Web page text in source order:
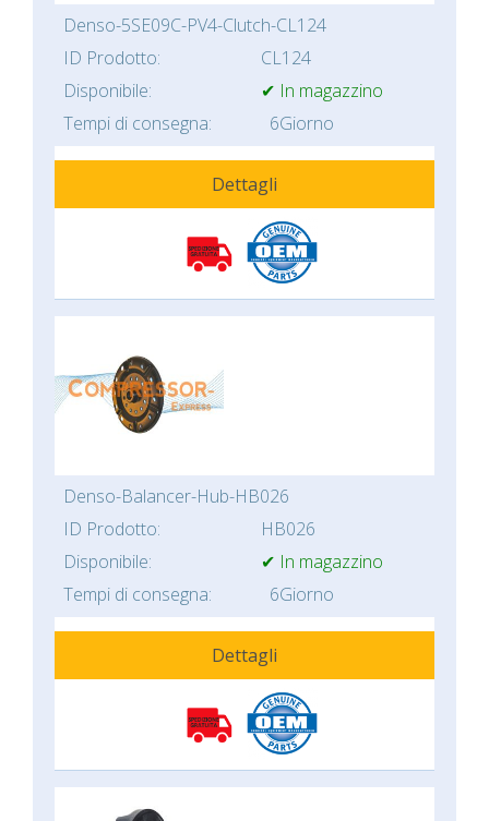
Denso-5SE09C-PV4-Clutch-CL124
ID Prodotto:
CL124
Disponibile:
✔ In magazzino
Tempi di consegna:
6Giorno
Dettagli
Denso-Balancer-Hub-HB026
ID Prodotto:
HB026
Disponibile:
✔ In magazzino
Tempi di consegna:
6Giorno
Dettagli